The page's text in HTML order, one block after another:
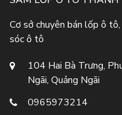
Cơ sở chuyên bán lốp ô
sóc ô tô
104 Hai Bà Trưng,
Ngãi, Quảng Ngãi
0965973214